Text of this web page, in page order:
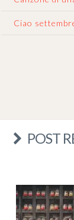
Ciao
POST